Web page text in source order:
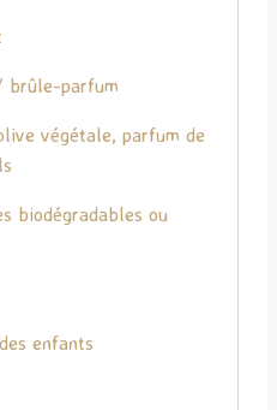
brûle-parfum
végétale, parfum de
biodégradables ou
enfants